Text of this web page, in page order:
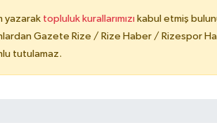
yazarak topluluk kurallarımızı kabul etmiş
Gazete Rize / Rize Haber / Rizespor
tutulamaz.